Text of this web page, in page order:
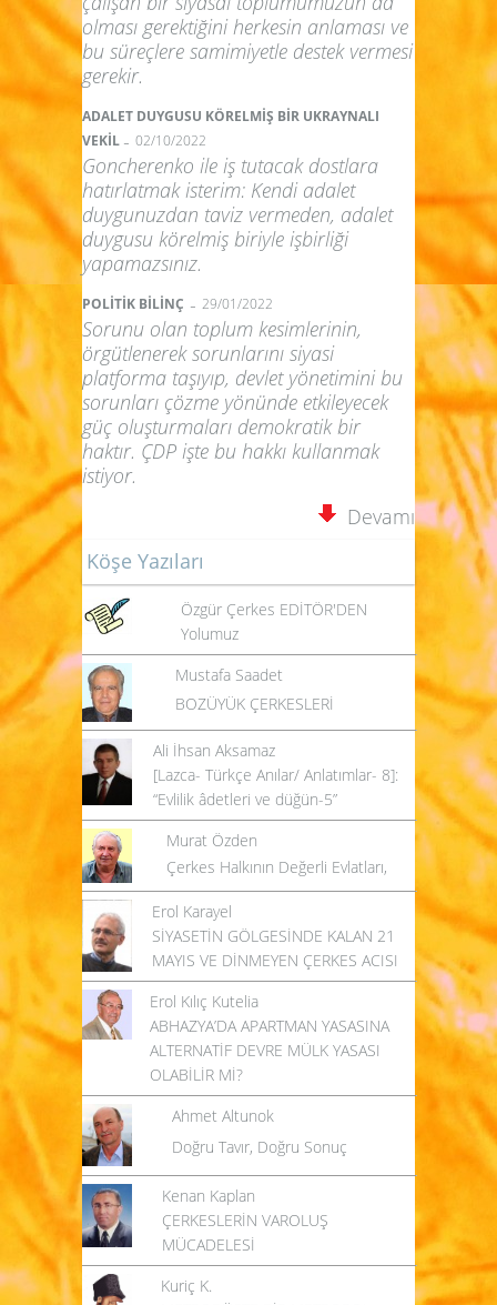
olması gerektiğini herkesin anlaması ve
bu süreçlere samimiyetle destek vermesi
gerekir.
ADALET DUYGUSU KÖRELMİŞ BİR UKRAYNALI
VEKİL - 02/10/2022
Goncherenko ile iş tutacak dostlara
hatırlatmak isterim: Kendi adalet
duygunuzdan taviz vermeden, adalet
duygusu körelmiş biriyle işbirliği
yapamazsınız.
POLİTİK BİLİNÇ - 29/01/2022
Sorunu olan toplum kesimlerinin,
örgütlenerek sorunlarını siyasi
platforma taşıyıp, devlet yönetimini bu
sorunları çözme yönünde etkileyecek
güç oluşturmaları demokratik bir
haktır. ÇDP işte bu hakkı kullanmak
istiyor.
Devamı
Köşe Yazıları
Özgür Çerkes EDİTÖR'DEN
Yolumuz
Mustafa Saadet
BOZÜYÜK ÇERKESLERİ
Ali İhsan Aksamaz
[Lazca- Türkçe Anılar/ Anlatımlar- 8]:
“Evlilik âdetleri ve düğün-5”
Murat Özden
Çerkes Halkının Değerli Evlatları,
Erol Karayel
SİYASETİN GÖLGESİNDE KALAN 21
MAYIS VE DİNMEYEN ÇERKES ACISI
Erol Kılıç Kutelia
ABHAZYA’DA APARTMAN YASASINA
ALTERNATİF DEVRE MÜLK YASASI
OLABİLİR Mİ?
Ahmet Altunok
Doğru Tavır, Doğru Sonuç
Kenan Kaplan
ÇERKESLERİN VAROLUŞ
MÜCADELESİ
Kuriç K.